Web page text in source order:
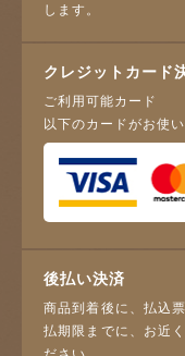
します。
クレジットカード
ご利用可能カード
以下のカードがお使
後払い決済
商品到着後に、払込
払期限までに、お近